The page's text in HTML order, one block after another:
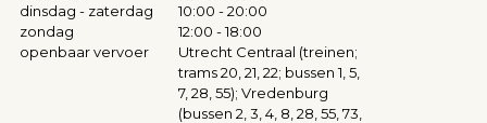
dinsdag - zaterdag
10:00 - 20:00
zondag
12:00 - 18:00
openbaar vervoer
Utrecht Centraal (treinen;
trams 20, 21, 22; bussen 1, 5,
7, 28, 55); Vredenburg
(bussen 2, 3, 4, 8, 28, 55, 73,